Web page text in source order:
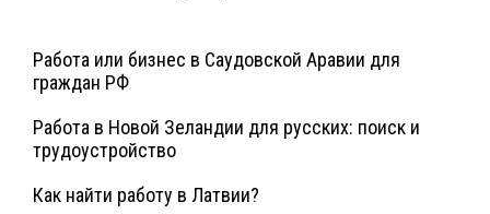
Работа или бизнес в Саудовской Аравии для
граждан РФ
Работа в Новой Зеландии для русских: поиск и
трудоустройство
Как найти работу в Латвии?